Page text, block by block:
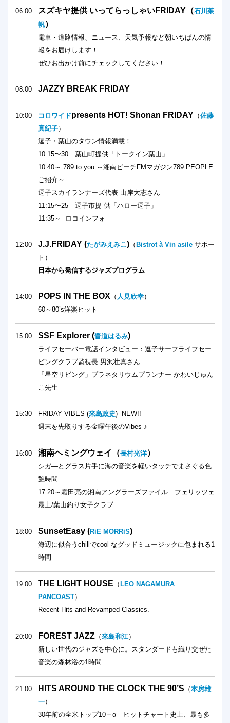
06:00 スズキヤ提供 いってらっしゃいFRIDAY（石川茱
帆）
電車・道路情報、ニュース、天気予報など朝いちばんの情
報をお届けします！
ぜひお出かけ前にチェックしてください！
08:00 JAZZY BREAK FRIDAY
10:00 コロワイドpresents HOT! Shonan FRIDAY （佐藤
真紀子）
逗子・葉山のタウン情報満載！
10:15〜30 葉山町提供「トークイン葉山」
10:40～ 789 to you ～湘南ビーチFMマガジン789 PEOPLE
ご紹介～
逗子スカイランナーズ代表 山岸大志さん
11:15〜25 逗子市提 供「ハロー逗子」
11:35～ ロコインフォ
12:00 J.J.FRIDAY (たがみえみこ) （ Bistrot à Vin asile サポー
ト）
日本から発信するジャズプログラム
14:00 POPS IN THE BOX （ 人見欣幸）
60～80’s洋楽ヒット
15:00 SSF Explorer (晋道はるみ)
ライフセーバー電話インタビュー：逗子サーフライフセー
ビングクラブ監視長 男沢壮真さん
「星空リビング」プラネタリウムプランナー かわいじゅん
こ先生
15:30 FRIDAY VIBES (來島政史) NEW!!
週末を先取りする金曜午後のVibes ♪
16:00 湘南ヘミングウェイ（長村光洋）
シガ―とグラス片手に海の音楽を軽いタッチでまさぐる色
艶時間
17:20～霜田亮の湘南アングラーズファイル フェリッツェ
最上/葉山釣り女子クラブ
18:00 SunsetEasy (RiE MORRiS)
海辺に似合うchillでcool なグッドミュージックに包まれる1
時間
19:00 THE LIGHT HOUSE （ LEO NAGAMURA
PANCOAST）
Recent Hits and Revamped Classics.
20:00 FOREST JAZZ （來島和江）
新しい世代のジャズを中心に。スタンダードも織り交ぜた
音楽の森林浴の1時間
21:00 HITS AROUND THE CLOCK THE 90’S （本房雄
一）
30年前の全米トップ10＋α ヒットチャート史上、最も多